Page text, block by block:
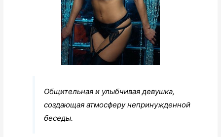
Общительная и улыбчивая девушка,
создающая атмосферу непринужденной
беседы.